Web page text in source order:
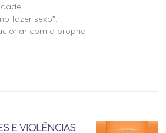
fazer sexo”.
com a própria
E VIOLÊNCIAS